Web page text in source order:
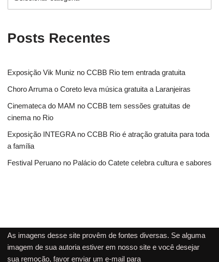
Posts Recentes
Exposição Vik Muniz no CCBB Rio tem entrada gratuita
Choro Arruma o Coreto leva música gratuita a Laranjeiras
Cinemateca do MAM no CCBB tem sessões gratuitas de
cinema no Rio
Exposição INTEGRA no CCBB Rio é atração gratuita para toda
a família
Festival Peruano no Palácio do Catete celebra cultura e sabores
As imagens desse site provêm de fontes diversas. Se alguma
imagem de sua autoria estiver em nosso site e você desejar
sua remoção, favor enviar um e-mail para